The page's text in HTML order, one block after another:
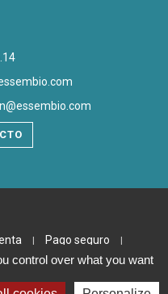
| Pago seguro |
Plan du site
control over what you want